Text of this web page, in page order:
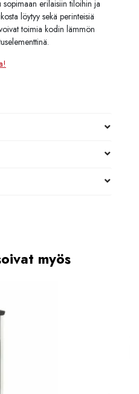
erilaisiin tiloihin ja
löytyy sekä perinteisiä
toimia kodin lämmön
myös